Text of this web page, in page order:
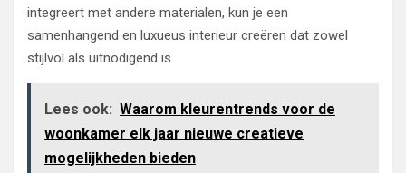
integreert met andere materialen, kun je een
samenhangend en luxueus interieur creëren dat zowel
stijlvol als uitnodigend is.
Lees ook: Waarom kleurentrends voor de
woonkamer elk jaar nieuwe creatieve
mogelijkheden bieden